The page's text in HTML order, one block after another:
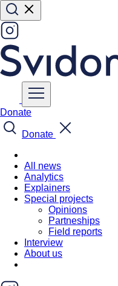
Donate
Donate
All news
Analytics
Explainers
Special projects
Opinions
Partneships
Field reports
Interview
About us